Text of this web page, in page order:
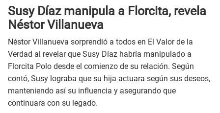
Susy Díaz manipula a Florcita, revela
Néstor Villanueva
Néstor Villanueva sorprendió a todos en El Valor de la
Verdad al revelar que Susy Díaz habría manipulado a
Florcita Polo desde el comienzo de su relación. Según
contó, Susy lograba que su hija actuara según sus deseos,
manteniendo así su influencia y asegurando que
continuara con su legado.